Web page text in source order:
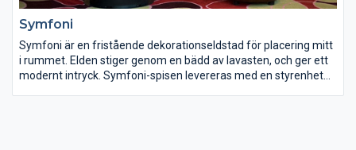
Symfoni
Symfoni är en fristående dekorationseldstad för placering mitt
i rummet. Elden stiger genom en bädd av lavasten, och ger ett
modernt intryck. Symfoni-spisen levereras med en styrenhet